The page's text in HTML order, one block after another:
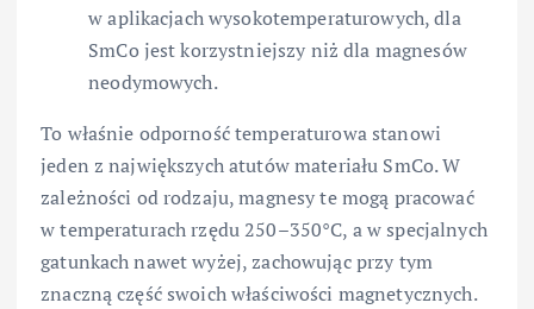
w aplikacjach wysokotemperaturowych, dla
SmCo jest korzystniejszy niż dla magnesów
neodymowych.
To właśnie odporność temperaturowa stanowi
jeden z największych atutów materiału SmCo. W
zależności od rodzaju, magnesy te mogą pracować
w temperaturach rzędu 250–350°C, a w specjalnych
gatunkach nawet wyżej, zachowując przy tym
znaczną część swoich właściwości magnetycznych.